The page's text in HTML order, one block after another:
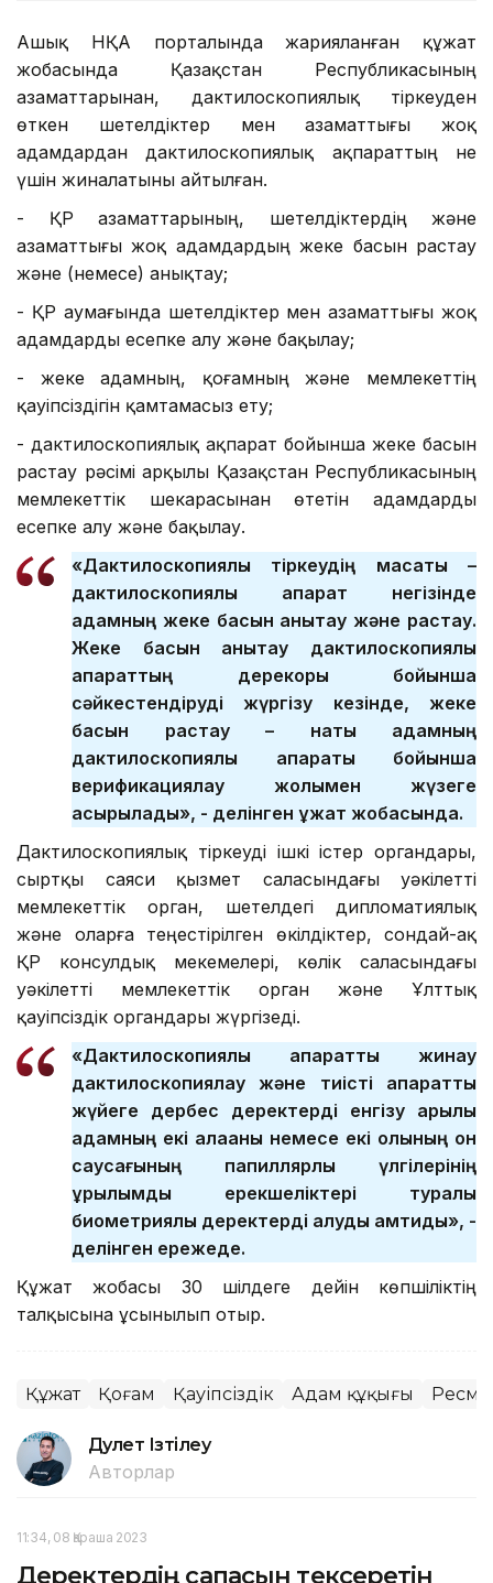
Ашық НҚА порталында жарияланған құжат
жобасында Қазақстан Республикасының
азаматтарынан, дактилоскопиялық тіркеуден
өткен шетелдіктер мен азаматтығы жоқ
адамдардан дактилоскопиялық ақпараттың не
үшін жиналатыны айтылған.
- ҚР азаматтарының, шетелдіктердің және
азаматтығы жоқ адамдардың жеке басын растау
және (немесе) анықтау;
- ҚР аумағында шетелдіктер мен азаматтығы жоқ
адамдарды есепке алу және бақылау;
- жеке адамның, қоғамның және мемлекеттің
қауіпсіздігін қамтамасыз ету;
- дактилоскопиялық ақпарат бойынша жеке басын
растау рәсімі арқылы Қазақстан Республикасының
мемлекеттік шекарасынан өтетін адамдарды
есепке алу және бақылау.
«Дактилоскопиялық тіркеудің мақсаты –
дактилоскопиялық ақпарат негізінде
адамның жеке басын анықтау және растау.
Жеке басын анықтау дактилоскопиялық
ақпараттың дерекқоры бойынша
сәйкестендіруді жүргізу кезінде, жеке
басын растау – нақты адамның
дактилоскопиялық ақпараты бойынша
верификациялау жолымен жүзеге
асырылады», - делінген құжат жобасында.
Дактилоскопиялық тіркеуді ішкі істер органдары,
сыртқы саяси қызмет саласындағы уәкілетті
мемлекеттік орган, шетелдегі дипломатиялық
және оларға теңестірілген өкілдіктер, сондай-ақ
ҚР консулдық мекемелері, көлік саласындағы
уәкілетті мемлекеттік орган және Ұлттық
қауіпсіздік органдары жүргізеді.
«Дактилоскопиялық ақпаратты жинау
дактилоскопиялау және тиісті ақпараттық
жүйеге дербес деректерді енгізу арқылы
адамның екі алақаны немесе екі қолының он
саусағының папиллярлық үлгілерінің
құрылымдық ерекшеліктері туралы
биометриялық деректерді алуды қамтиды», -
делінген ережеде.
Құжат жобасы 30 шілдеге дейін көпшіліктің
талқысына ұсынылып отыр.
Құжат Қоғам Қауіпсіздік Адам құқығы Ресми
Дәулет Ізтілеу
Авторлар
11:34, 08 Қараша 2023
Деректердің сапасын тексеретін